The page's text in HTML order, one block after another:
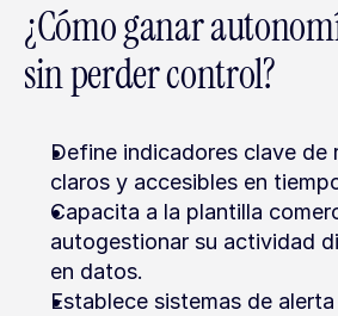
¿Cómo ganar
sin perder control?
Define indicadores clave de
claros y accesibles en
Capacita a la plantilla
autogestionar su actividad
en datos.
Establece sistemas de